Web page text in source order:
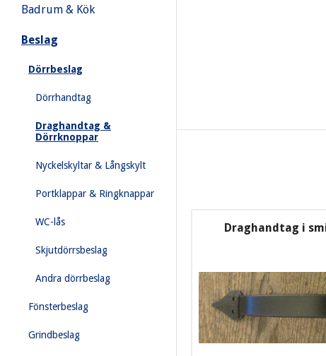
Badrum & Kök
Beslag
Dörrbeslag
Dörrhandtag
Draghandtag &
Dörrknoppar
Nyckelskyltar & Långskylt
Portklappar & Ringknappar
WC-lås
Skjutdörrsbeslag
Andra dörrbeslag
Fönsterbeslag
Grindbeslag
Draghandtag i